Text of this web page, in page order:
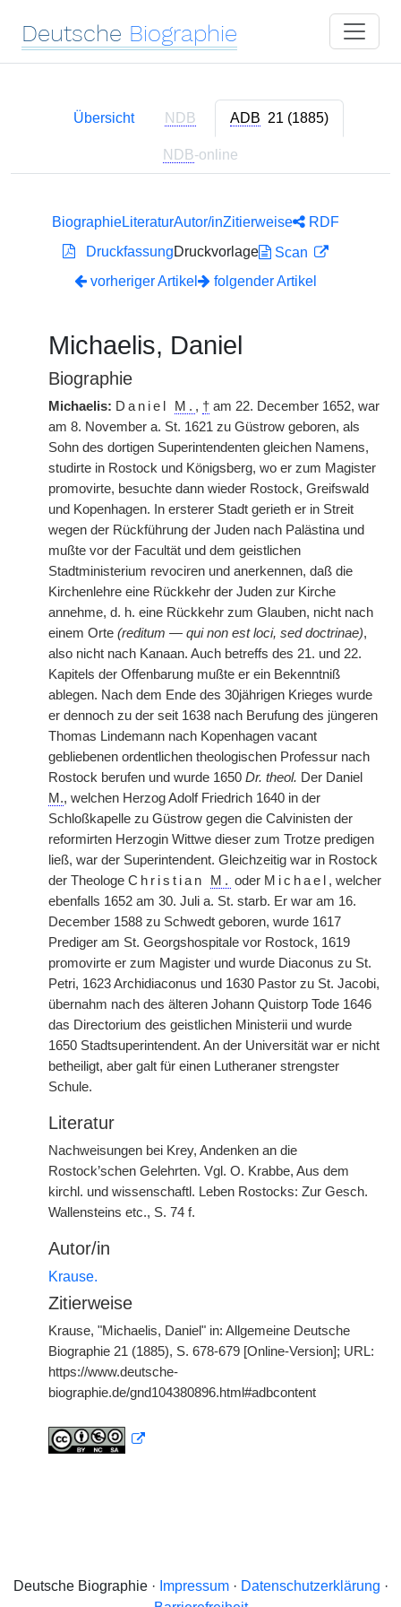
Deutsche Biographie
Übersicht NDB ADB 21 (1885)
NDB-online
BiographieLiteraturAutor/inZitierweise
RDF
DruckfassungDruckvorlage
Scan
vorheriger Artikel
folgender Artikel
Michaelis, Daniel
Biographie
Michaelis: Daniel M. , †am 22. December 1652, war
am 8. November a. St. 1621 zu Güstrow geboren, als
Sohn des dortigen Superintendenten gleichen Namens,
studirte in Rostock und Königsberg, wo er zum Magister
promovirte, besuchte dann wieder Rostock, Greifswald
und Kopenhagen. In ersterer Stadt gerieth er in Streit
wegen der Rückführung der Juden nach Palästina und
mußte vor der Facultät und dem geistlichen
Stadtministerium revociren und anerkennen, daß die
Kirchenlehre eine Rückkehr der Juden zur Kirche
annehme, d. h. eine Rückkehr zum Glauben, nicht nach
einem Orte (reditum — qui non est loci, sed doctrinae),
also nicht nach Kanaan. Auch betreffs des 21. und 22.
Kapitels der Offenbarung mußte er ein Bekenntniß
ablegen. Nach dem Ende des 30jährigen Krieges wurde
er dennoch zu der seit 1638 nach Berufung des jüngeren
Thomas Lindemann nach Kopenhagen vacant
gebliebenen ordentlichen theologischen Professur nach
Rostock berufen und wurde 1650 Dr. theol. Der Daniel
M., welchen Herzog Adolf Friedrich 1640 in der
Schloßkapelle zu Güstrow gegen die Calvinisten der
reformirten Herzogin Wittwe dieser zum Trotze predigen
ließ, war der Superintendent. Gleichzeitig war in Rostock
der Theologe Christian M. oder Michael , welcher
ebenfalls 1652 am 30. Juli a. St. starb. Er war am 16.
December 1588 zu Schwedt geboren, wurde 1617
Prediger am St. Georgshospitale vor Rostock, 1619
promovirte er zum Magister und wurde Diaconus zu St.
Petri, 1623 Archidiaconus und 1630 Pastor zu St. Jacobi,
übernahm nach des älteren Johann Quistorp Tode 1646
das Directorium des geistlichen Ministerii und wurde
1650 Stadtsuperintendent. An der Universität war er nicht
betheiligt, aber galt für einen Lutheraner strengster
Schule.
Literatur
Nachweisungen bei Krey, Andenken an die
Rostock’schen Gelehrten. Vgl. O. Krabbe, Aus dem
kirchl. und wissenschaftl. Leben Rostocks: Zur Gesch.
Wallensteins etc., S. 74 f.
Autor/in
Krause.
Zitierweise
Krause, "Michaelis, Daniel" in: Allgemeine Deutsche
Biographie 21 (1885), S. 678-679 [Online-Version]; URL:
https://www.deutsche-
biographie.de/gnd104380896.html#adbcontent
Deutsche Biographie · Impressum· Datenschutzerklärung ·